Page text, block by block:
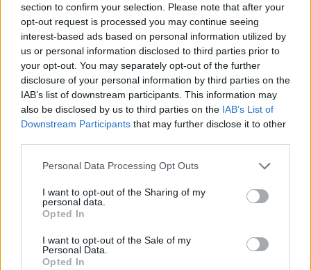
section to confirm your selection. Please note that after your
opt-out request is processed you may continue seeing
interest-based ads based on personal information utilized by
us or personal information disclosed to third parties prior to
your opt-out. You may separately opt-out of the further
disclosure of your personal information by third parties on the
IAB’s list of downstream participants. This information may
also be disclosed by us to third parties on the IAB’s List of
Downstream Participants that may further disclose it to other
Personal Data Processing Opt Outs
I want to opt-out of the Sharing of my
personal data.
Opted In
I want to opt-out of the Sale of my
Personal Data.
Opted In
leánybanknál az első negyedéves 10 millió eurós
veszteséget most egy 32 millió eurós nyereség
követte.
Az elemzői várakozásoknál magasabb a 192 millió eurós
második negyedéves nyereség, pedig a nettó
kamatbevételek 2%-al, a nettó díj- és jutalékbevételek 10%-
kal estek vissza a második negyedév során, illetve a
koronavírus gazdasági hatásai miatt is a bank az első
költséget képzett (tavaly ilyenkor még...
KEDVES OLVASÓNK!
A keresett cikk a portfolio.hu hírarchívumához
tartozik, melynek olvasása előfizetéses